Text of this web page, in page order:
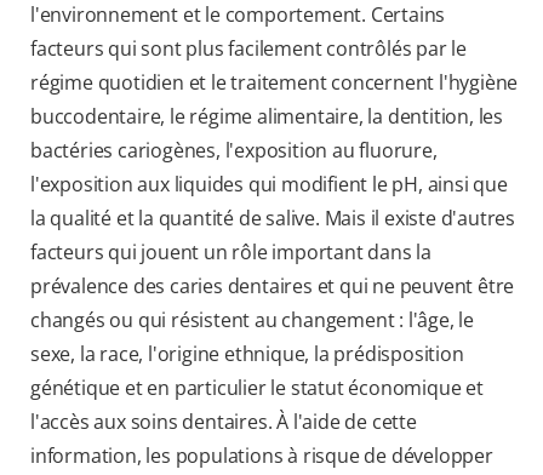
l'environnement et le comportement. Certains
facteurs qui sont plus facilement contrôlés par le
régime quotidien et le traitement concernent l'hygiène
buccodentaire, le régime alimentaire, la dentition, les
bactéries cariogènes, l'exposition au fluorure,
l'exposition aux liquides qui modifient le pH, ainsi que
la qualité et la quantité de salive. Mais il existe d'autres
facteurs qui jouent un rôle important dans la
prévalence des caries dentaires et qui ne peuvent être
changés ou qui résistent au changement : l'âge, le
sexe, la race, l'origine ethnique, la prédisposition
génétique et en particulier le statut économique et
l'accès aux soins dentaires. À l'aide de cette
information, les populations à risque de développer